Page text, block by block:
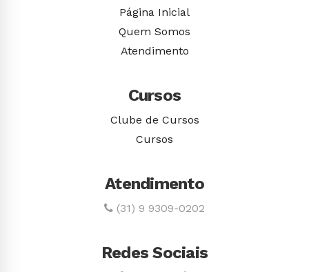
Página Inicial
Quem Somos
Atendimento
Cursos
Clube de Cursos
Cursos
Atendimento
(31) 9 9309-0202
Redes Sociais